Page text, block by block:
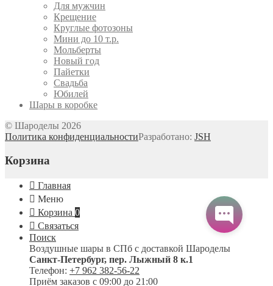
Для мужчин
Крещение
Круглые фотозоны
Мини до 10 т.р.
Мольберты
Новый год
Пайетки
Свадьба
Юбилей
Шары в коробке
© Шароделы 2026
Политика конфиденциальностиРазработано: JSH
Корзина
Главная
Меню
Корзина 0
Связаться
Поиск
Воздушные шары в СПб с доставкой Шароделы
Санкт-Петербург, пер. Лыжный 8 к.1
Телефон: +7 962 382-56-22
Приём заказов с 09:00 до 21:00